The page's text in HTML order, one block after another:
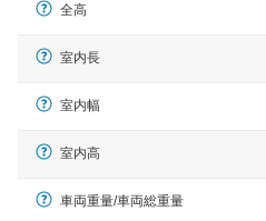
全高
室内長
室内幅
室内高
車両重量/車両総重量